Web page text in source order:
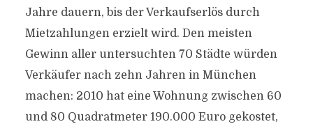
Jahre dauern, bis der Verkaufserlös durch
Mietzahlungen erzielt wird. Den meisten
Gewinn aller untersuchten 70 Städte würden
Verkäufer nach zehn Jahren in München
machen: 2010 hat eine Wohnung zwischen 60
und 80 Quadratmeter 190.000 Euro gekostet,